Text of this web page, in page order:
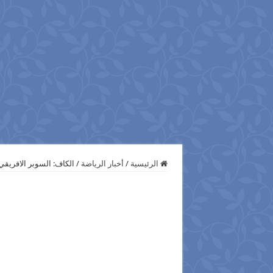
الرئيسية / أخبار الرياضة / الكاف: السوبر الافريقي 20 فبراير بالدفاع